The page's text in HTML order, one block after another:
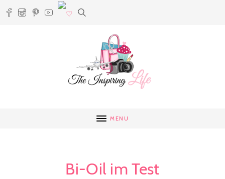
MENU
Bi-Oil im Test